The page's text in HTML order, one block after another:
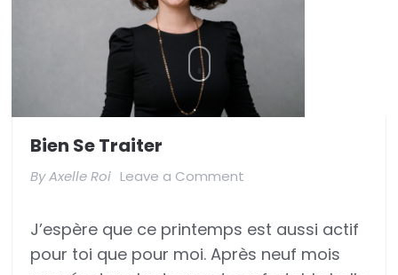
Bien Se Traiter
ByAxelle Roi Leave a Comment
se
traiter
J’espère que ce printemps est aussi actif
pour toi que pour moi. Après neuf mois